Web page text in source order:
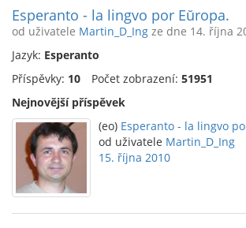
Esperanto - la lingvo por Eŭropa.
od uživatele Martin_D_Ing ze dne 14. října
Jazyk: Esperanto
Příspěvky: 10 Počet zobrazení: 51951
Nejnovější příspěvek
(eo) Esperanto - la lingvo
od uživatele Martin_D_Ing
15. října 2010